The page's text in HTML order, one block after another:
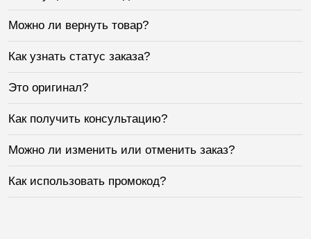
Можно ли вернуть товар?
Как узнать статус заказа?
Это оригинал?
Как получить консультацию?
Можно ли изменить или отменить заказ?
Как использовать промокод?